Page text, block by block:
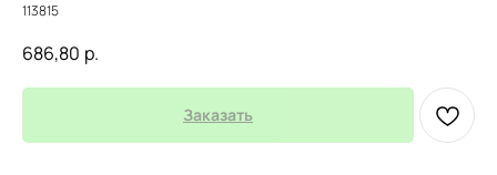
113815
686,80 р.
Заказать